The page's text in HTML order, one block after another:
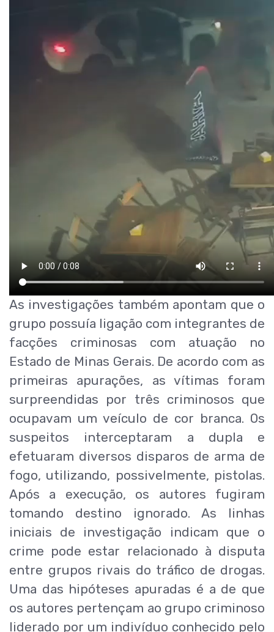
As investigações também apontam que o
grupo possuía ligação com integrantes de
facções criminosas com atuação no
Estado de Minas Gerais. De acordo com as
primeiras apurações, as vítimas foram
surpreendidas por três criminosos que
ocupavam um veículo de cor branca. Os
suspeitos interceptaram a dupla e
efetuaram diversos disparos de arma de
fogo, utilizando, possivelmente, pistolas.
Após a execução, os autores fugiram
tomando destino ignorado. As linhas
iniciais de investigação indicam que o
crime pode estar relacionado à disputa
entre grupos rivais do tráfico de drogas.
Uma das hipóteses apuradas é a de que
os autores pertençam ao grupo criminoso
liderado por um indivíduo conhecido pelo